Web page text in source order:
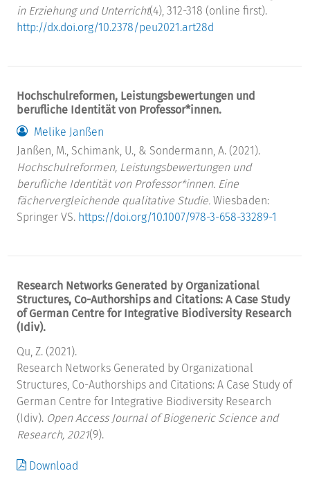
in Erziehung und Unterricht(4), 312-318 (online first).
http://dx.doi.org/10.2378/peu2021.art28d
Hochschulreformen, Leistungsbewertungen und
berufliche Identität von Professor*innen.
Melike Janßen
Janßen, M., Schimank, U., & Sondermann, A. (2021).
Hochschulreformen, Leistungsbewertungen und
berufliche Identität von Professor*innen. Eine
fächervergleichende qualitative Studie. Wiesbaden:
Springer VS. https://doi.org/10.1007/978-3-658-33289-1
Research Networks Generated by Organizational
Structures, Co-Authorships and Citations: A Case Study
of German Centre for Integrative Biodiversity Research
(Idiv).
Qu, Z. (2021).
Research Networks Generated by Organizational
Structures, Co-Authorships and Citations: A Case Study of
German Centre for Integrative Biodiversity Research
(Idiv). Open Access Journal of Biogeneric Science and
Research, 2021(9).
Download